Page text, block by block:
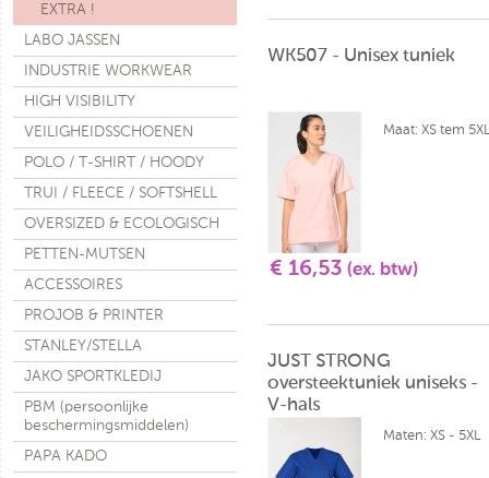
EXTRA !
LABO JASSEN
INDUSTRIE WORKWEAR
HIGH VISIBILITY
VEILIGHEIDSSCHOENEN
POLO / T-SHIRT / HOODY
TRUI / FLEECE / SOFTSHELL
OVERSIZED & ECOLOGISCH
PETTEN-MUTSEN
ACCESSOIRES
PROJOB & PRINTER
STANLEY/STELLA
JAKO SPORTKLEDIJ
PBM (persoonlijke
beschermingsmiddelen)
PAPA KADO
WK507 - Unisex tuniek
€ 16,53 (ex. btw)
Maat: XS tem 5XL
JUST STRONG
oversteektuniek uniseks -
V-hals
Maten: XS - 5XL